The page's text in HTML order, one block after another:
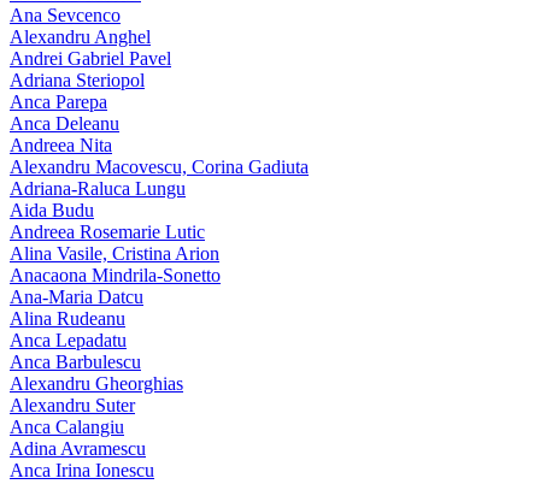
Ana Sevcenco
Alexandru Anghel
Andrei Gabriel Pavel
Adriana Steriopol
Anca Parepa
Anca Deleanu
Andreea Nita
Alexandru Macovescu, Corina Gadiuta
Adriana-Raluca Lungu
Aida Budu
Andreea Rosemarie Lutic
Alina Vasile, Cristina Arion
Anacaona Mindrila-Sonetto
Ana-Maria Datcu
Alina Rudeanu
Anca Lepadatu
Anca Barbulescu
Alexandru Gheorghias
Alexandru Suter
Anca Calangiu
Adina Avramescu
Anca Irina Ionescu